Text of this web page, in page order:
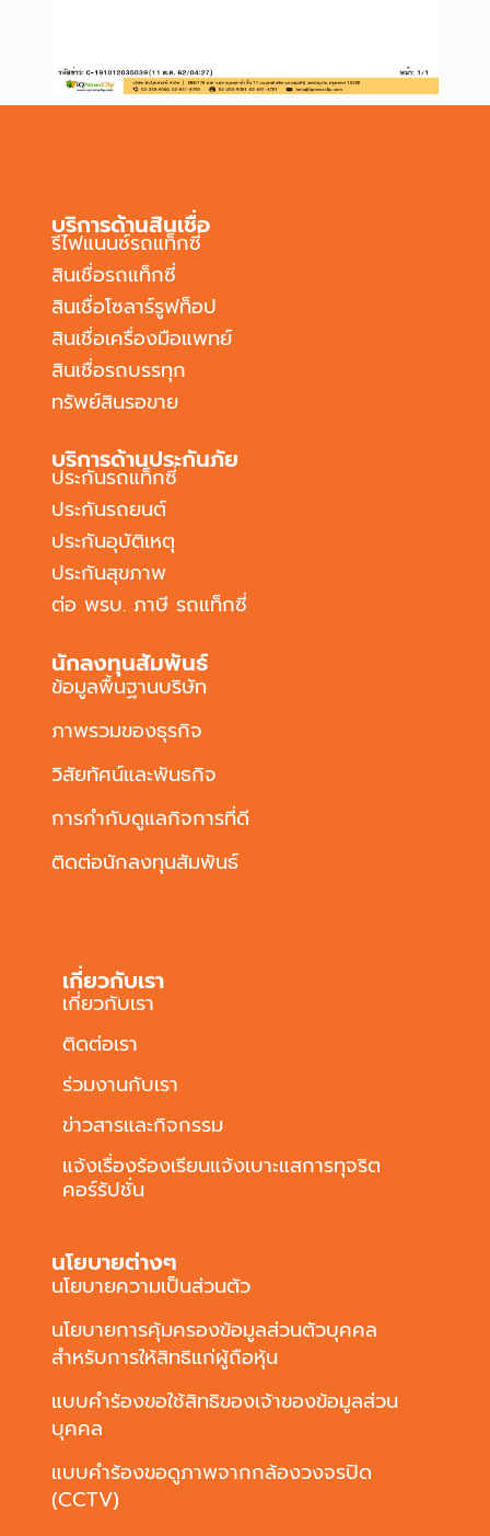
บริการด้านสินเชื่อ
รีไฟแนนซ์รถแท็กซี่
สินเชื่อรถแท็กซี่
สินเชื่อโซลาร์รูฟท็อป
สินเชื่อเครื่องมือแพทย์
สินเชื่อรถบรรทุก
ทรัพย์สินรอขาย
บริการด้านประกันภัย
ประกันรถแท็กซี่
ประกันรถยนต์
ประกันอุบัติเหตุ
ประกันสุขภาพ
ต่อ พรบ. ภาษี รถแท็กซี่
นักลงทุนสัมพันธ์
ข้อมูลพื้นฐานบริษัท
ภาพรวมของธุรกิจ
วิสัยทัศน์และพันธกิจ
การกำกับดูแลกิจการที่ดี
ติดต่อนักลงทุนสัมพันธ์
เกี่ยวกับเรา
เกี่ยวกับเรา
ติดต่อเรา
ร่วมงานกับเรา
ข่าวสารและกิจกรรม
แจ้งเรื่องร้องเรียนแจ้งเบาะแสการทุจริต
คอร์รัปชั่น
นโยบายต่างๆ
นโยบายความเป็นส่วนตัว
นโยบายการคุ้มครองข้อมูลส่วนตัวบุคคล
สำหรับการให้สิทธิแก่ผู้ถือหุ้น
แบบคำร้องขอใช้สิทธิของเจ้าของข้อมูลส่วน
บุคคล
แบบคำร้องขอดูภาพจากกล้องวงจรปิด
(CCTV)